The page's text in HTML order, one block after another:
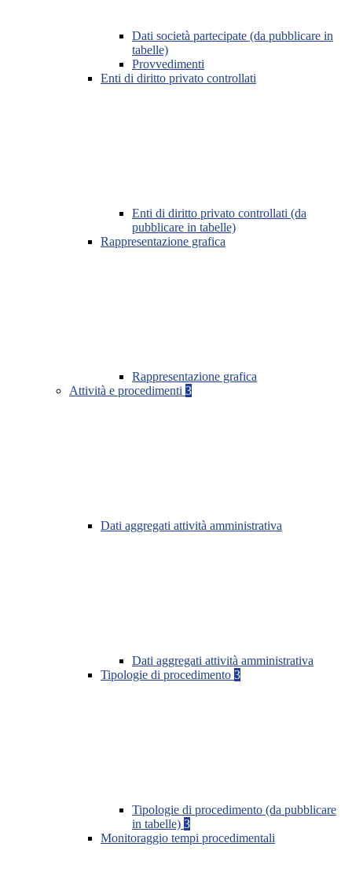
Dati società partecipate (da pubblicare in
tabelle)
Provvedimenti
Enti di diritto privato controllati
Enti di diritto privato controllati (da
pubblicare in tabelle)
Rappresentazione grafica
Rappresentazione grafica
Attività e procedimenti 3
Dati aggregati attività amministrativa
Dati aggregati attività amministrativa
Tipologie di procedimento 3
Tipologie di procedimento (da pubblicare
in tabelle) 3
Monitoraggio tempi procedimentali